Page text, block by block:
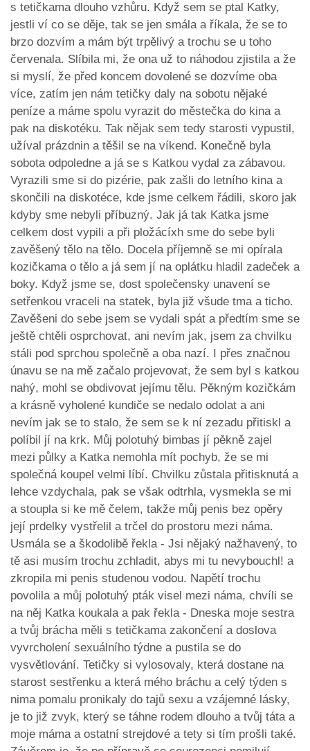
s tetičkama dlouho vzhůru. Když sem se ptal Katky,
jestli ví co se děje, tak se jen smála a říkala, že se to
brzo dozvím a mám být trpělivý a trochu se u toho
červenala. Slíbila mi, že ona už to náhodou zjistila a že
si myslí, že před koncem dovolené se dozvíme oba
více, zatím jen nám tetičky daly na sobotu nějaké
peníze a máme spolu vyrazit do městečka do kina a
pak na diskotéku. Tak nějak sem tedy starosti vypustil,
užíval prázdnin a těšil se na víkend. Konečně byla
sobota odpoledne a já se s Katkou vydal za zábavou.
Vyrazili sme si do pizérie, pak zašli do letního kina a
skončili na diskotéce, kde jsme celkem řádili, skoro jak
kdyby sme nebyli příbuzný. Jak já tak Katka jsme
celkem dost vypili a při pložácíxh sme do sebe byli
zavěšený tělo na tělo. Docela příjemně se mi opírala
kozičkama o tělo a já sem jí na oplátku hladil zadeček a
boky. Když jsme se, dost společensky unavení se
setřenkou vraceli na statek, byla již všude tma a ticho.
Zavěšeni do sebe jsem se vydali spát a předtím sme se
ještě chtěli osprchovat, ani nevím jak, jsem za chvilku
stáli pod sprchou společně a oba nazí. I přes značnou
únavu se na mě začalo projevovat, že sem byl s katkou
nahý, mohl se obdivovat jejímu tělu. Pěkným kozičkám
a krásně vyholené kundiče se nedalo odolat a ani
nevím jak se to stalo, že sem se k ní zezadu přitiskl a
políbil jí na krk. Můj polotuhý bimbas jí pěkně zajel
mezi půlky a Katka nemohla mít pochyb, že se mi
společná koupel velmi líbí. Chvilku zůstala přitisknutá a
lehce vzdychala, pak se však odtrhla, vysmekla se mi
a stoupla si ke mě čelem, takže můj penis bez opěry
její prdelky vystřelil a trčel do prostoru mezi náma.
Usmála se a škodolibě řekla - Jsi nějaký nažhavený, to
tě asi musím trochu zchladit, abys mi tu nevybouchl! a
zkropila mi penis studenou vodou. Napětí trochu
povolila a můj polotuhý pták visel mezi náma, chvíli se
na něj Katka koukala a pak řekla - Dneska moje sestra
a tvůj brácha měli s tetičkama zakončení a doslova
vyvrcholení sexuálního týdne a pustila se do
vysvětlování. Tetičky si vylosovaly, která dostane na
starost sestřenku a která mého bráchu a celý týden s
nima pomalu pronikaly do tajů sexu a vzájemné lásky,
je to již zvyk, který se táhne rodem dlouho a tvůj táta a
moje máma a ostatní strejdové a tety si tím prošli také.